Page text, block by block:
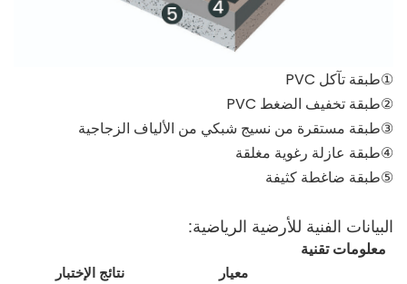
①طبقة تآكل PVC
②طبقة تخفيف الضغط PVC
③طبقة مستقرة من نسيج شبكي من الألياف الزجاجية
④طبقة عازلة رغوية مغلقة
⑤طبقة ضاغطة كثيفة
البيانات الفنية للأرضية الرياضية:
معلومات تقنية
معيار
نتائج الإختبار